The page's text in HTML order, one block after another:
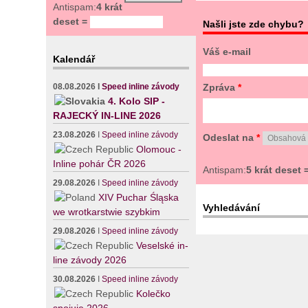
Antispam:4 krát
deset =
Kalendář
08.08.2026 ISpeed inline závody
4. Kolo SIP -
RAJECKÝ IN-LINE 2026
23.08.2026 ISpeed inline závody
Olomouc -
Inline pohár ČR 2026
29.08.2026 ISpeed inline závody
XIV Puchar Śląska
we wrotkarstwie szybkim
29.08.2026 ISpeed inline závody
Veselské in-
line závody 2026
30.08.2026 ISpeed inline závody
Kolečko
Našli jste zde chybu?
Váš e-mail
Zpráva *
Odeslat na *
Antispam:5 krát deset
Vyhledávání